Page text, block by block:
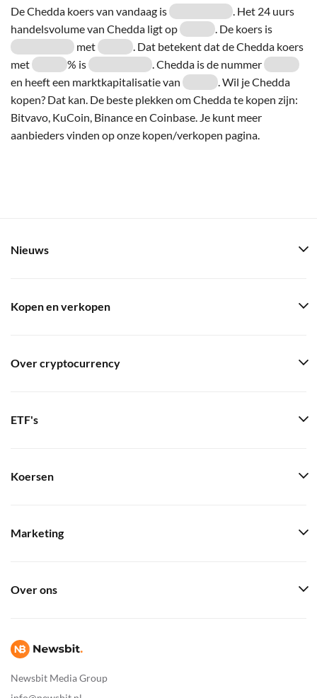
De Chedda koers van vandaag is
. Het 24 uurs
handelsvolume van Chedda ligt op
. De koers is
met
. Dat betekent dat de Chedda koers
met
% is
. Chedda is de nummer
en heeft een marktkapitalisatie van
. Wil je Chedda
kopen? Dat kan. De beste plekken om Chedda te kopen zijn:
Bitvavo, KuCoin, Binance en Coinbase. Je kunt meer
aanbieders vinden op onze kopen/verkopen pagina.
Newsbit Media Group
Nieuws
Kopen en verkopen
Over cryptocurrency
ETF's
Koersen
Marketing
Over ons